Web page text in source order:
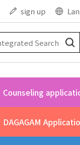
sign up
Counseling
DAGAGAM